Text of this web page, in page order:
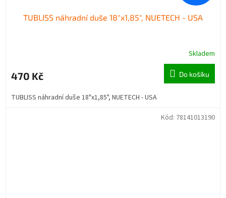
TUBLISS náhradní duše 18"x1,85", NUETECH - USA
Skladem
470 Kč Do košíku
TUBLISS náhradní duše 18"x1,85", NUETECH - USA
Kód: 78141013190